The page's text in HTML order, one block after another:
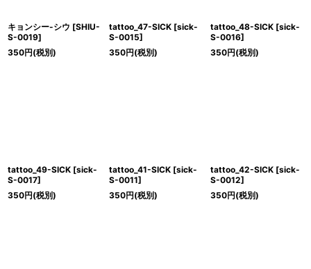
キョンシー-シウ [SHIU-
S-0019]
350円(税別)
tattoo_47-SICK [sick-
S-0015]
350円(税別)
tattoo_48-SICK [sick-
S-0016]
350円(税別)
tattoo_49-SICK [sick-
S-0017]
350円(税別)
tattoo_41-SICK [sick-
S-0011]
350円(税別)
tattoo_42-SICK [sick-
S-0012]
350円(税別)